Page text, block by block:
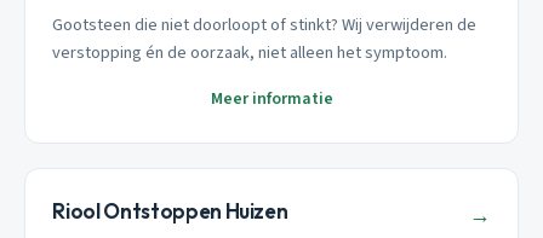
Gootsteen die niet doorloopt of stinkt? Wij verwijderen de
verstopping én de oorzaak, niet alleen het symptoom.
Meer informatie
Riool Ontstoppen Huizen →